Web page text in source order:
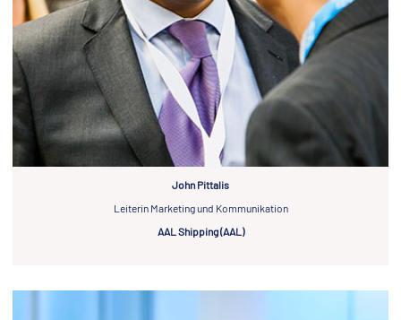
John Pittalis
Leiterin Marketing und Kommunikation
AAL Shipping (AAL)